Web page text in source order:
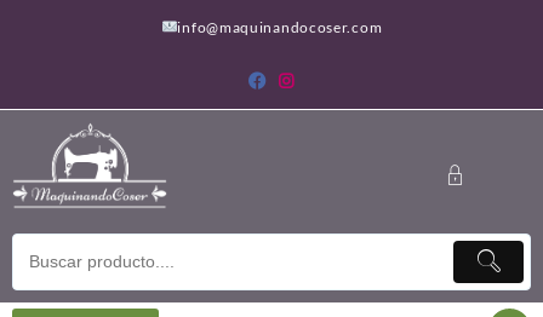
info@maquinandocoser.com